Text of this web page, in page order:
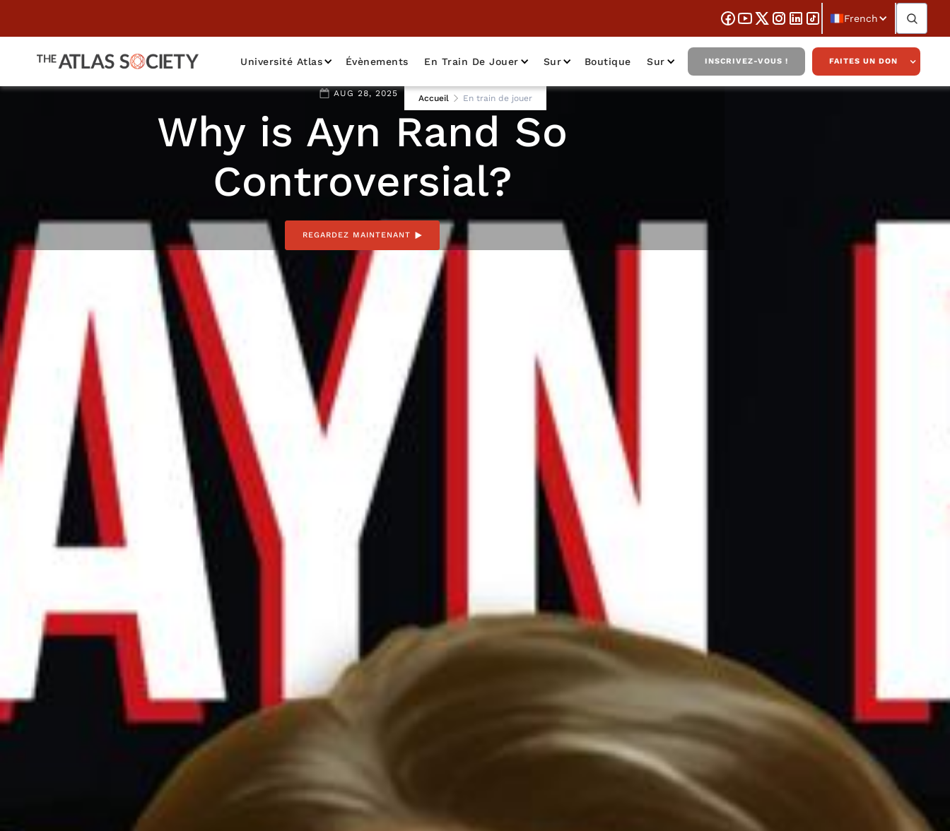
French
Université Atlas Évènements En Train De Jouer Sur Boutique Sur INSCRIVEZ-VOUS ! FAITES UN DON
AUG 28, 2025
Why is Ayn Rand So
Controversial?
REGARDEZ MAINTENANT
Accueil En train de jouer